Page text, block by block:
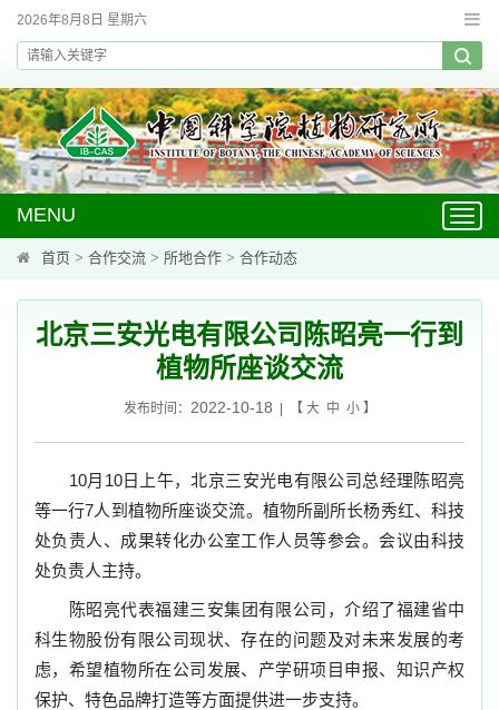
2026年8月8日 星期六
MENU
首页 > 合作交流 > 所地合作 > 合作动态
北京三安光电有限公司陈昭亮一行到
植物所座谈交流
发布时间： 2022-10-18 | 【 大 中 小】
10月 10日上午，北京三安光电有限公司总经理陈昭亮
等一行7人到植物所座谈交流。植物所副所长杨秀红、 科技
处负责人、成果转化办公室工作人员等参会。会议由科技
处负责人主持。
陈昭亮代表福建三安集团有限公司，介绍了福建省中
科生物股份有限公司现状、存在的问题及对未来发展的考
虑，希望植物所在公司发展、产学研项目申报、知识产权
保护、特色品牌打造等方面提供进一步支持。